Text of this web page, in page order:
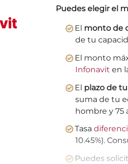
Puedes elegir el
El monto de
de tu
El monto
Infonavit en
El plazo de
suma de tu
hombre y 75
Tasa
10.45%).
Puedes